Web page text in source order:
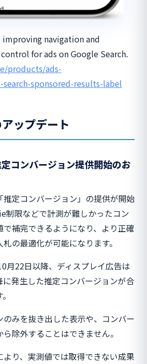
improving navigation and
for ads on Google Search.
products/ads-
sponsored-results-label
ップデート
定コンバージョン提供開始のお
定コンバージョン」の提供が開始
制限などで計測が難しかったコン
補完できるようになり、より正確
の最適化が可能になります。
月22日以降、ディスプレイ広告は
発生した推定コンバージョンが合
みを抜き出した表示や、コンバー
除外することはできません。
より、実測値では取得できない成果